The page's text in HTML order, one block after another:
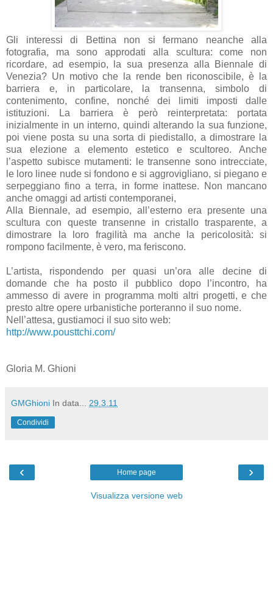
Gli interessi di Bettina non si fermano neanche alla
fotografia, ma sono approdati alla scultura: come non
ricordare, ad esempio, la sua presenza alla Biennale di
Venezia? Un motivo che la rende ben riconoscibile, è la
barriera e, in particolare, la transenna, simbolo di
contenimento, confine, nonché dei limiti imposti dalle
istituzioni. La barriera è però reinterpretata: portata
inizialmente in un interno, quindi alterando la sua funzione,
poi viene posta su una sorta di piedistallo, a dimostrare la
sua elezione a elemento estetico e scultoreo. Anche
l’aspetto subisce mutamenti: le transenne sono intrecciate,
le loro linee nude si fondono e si aggrovigliano, si piegano e
serpeggiano fino a terra, in forme inattese. Non mancano
anche omaggi ad artisti contemporanei,
Alla Biennale, ad esempio, all’esterno era presente una
scultura con queste transenne in cristallo trasparente, a
dimostrare la loro fragilità ma anche la pericolosità: si
rompono facilmente, è vero, ma feriscono.
L’artista, rispondendo per quasi un’ora alle decine di
domande che ha posto il pubblico dopo l’incontro, ha
ammesso di avere in programma molti altri progetti, e che
presto altre opere urbanistiche porteranno il suo nome.
Nell’attesa, gustiamoci il suo sito web:
http://www.pousttchi.com/
Gloria M. Ghioni
GMGhioni In data... 29.3.11
Condividi
‹ ›
Home page
Visualizza versione web